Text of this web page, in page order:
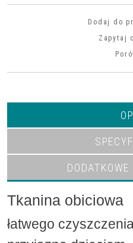
Dodaj do
Zapytaj
Tkanina obiciowa
łatwego